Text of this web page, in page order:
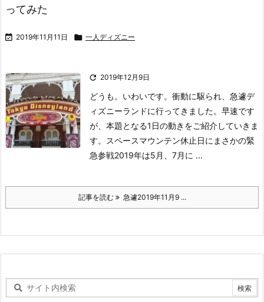
ってみた
 2019年11月11日  一人ディズニー
 2019年12月9日
どうも。いわいです。 衝動に駆られ、急遽デ
ィズニーランドに行ってきました。 早速です
が、本題となる1日の動きをご紹介していきま
す。
スペースマウンテン休止日にまさかの緊
急参戦2019年は5月、7月に ...
記事を読む 急遽2019年11月9 ...